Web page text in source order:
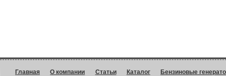
Главная О компании Статьи Каталог Бензиновые